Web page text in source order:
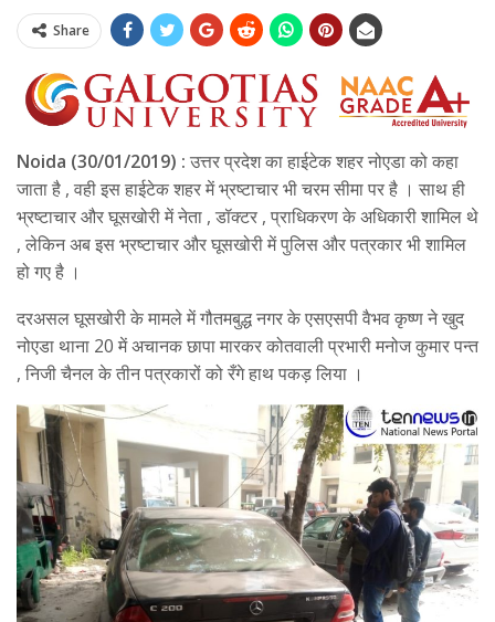
Share
Noida (30/01/2019) : उत्तर प्रदेश का हाईटेक शहर नोएडा को कहा
जाता है , वही इस हाईटेक शहर में भ्रष्टाचार भी चरम सीमा पर है । साथ ही
भ्रष्टाचार और घूसखोरी में नेता , डॉक्टर , प्राधिकरण के अधिकारी शामिल थे
, लेकिन अब इस भ्रष्टाचार और घूसखोरी में पुलिस और पत्रकार भी शामिल
हो गए है ।
दरअसल घूसखोरी के मामले में गौतमबुद्ध नगर के एसएसपी वैभव कृष्ण ने खुद
नोएडा थाना 20 में अचानक छापा मारकर कोतवाली प्रभारी मनोज कुमार पन्त
, निजी चैनल के तीन पत्रकारों को रँगे हाथ पकड़ लिया ।